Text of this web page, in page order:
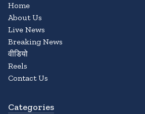
Home
About Us
Live News
Breaking News
वीडियो
Reels
Contact Us
Categories